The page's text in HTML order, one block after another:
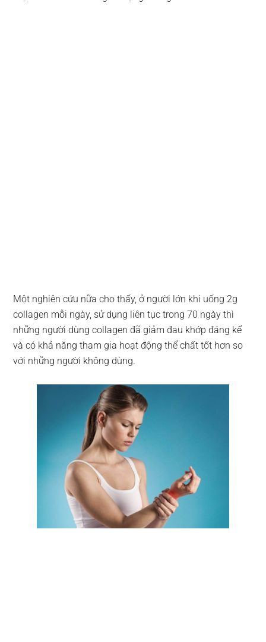
Một nghiên cứu nữa cho thấy, ở người lớn khi uống 2g
collagen mỗi ngày, sử dụng liên tục trong 70 ngày thì
những người dùng collagen đã giảm đau khớp đáng kể
và có khả năng tham gia hoạt động thể chất tốt hơn so
với những người không dùng.